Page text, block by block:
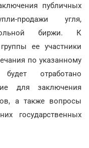
публичных
продажи угля,
биржи. К
ее участники
по указанному
отработано
для заключения
а также вопросы
государственных